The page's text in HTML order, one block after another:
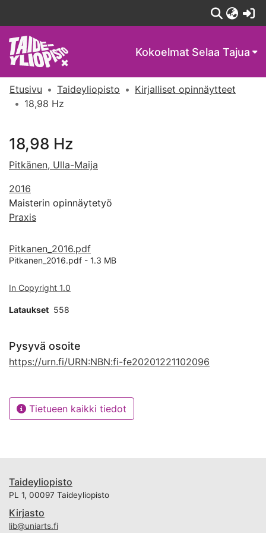
Kokoelmat Selaa Tajua
Etusivu Taideyliopisto
Kirjalliset opinnäytteet
18,98 Hz
18,98 Hz
Pitkänen, Ulla-Maija
2016
Maisterin opinnäytetyö
Praxis
Pitkanen_2016.pdf
Pitkanen_2016.pdf - 1.3 MB
In Copyright 1.0
Lataukset 558
Pysyvä osoite
https://urn.fi/URN:NBN:fi-fe20201221102096
Tietueen kaikki tiedot
Taideyliopisto
PL 1, 00097 Taideyliopisto
Kirjasto
lib@uniarts.fi